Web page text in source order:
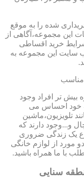
شده را به موقع
این مجموعه،آگاهی از
شرایط خرید اقساطی
سایت این مجموعه به
مناسب
بیش تر افراد وجود
خود احساس می
تلویزیون،ماشین
و...وجود دارند که
یک زندگی ضروری
مورد از لوازم خانگی
با ما همراه باشید.
سنایی